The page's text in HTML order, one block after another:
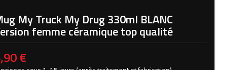
My Truck My Drug 330ml BLANC
femme céramique top qualité
€